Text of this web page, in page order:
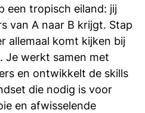
een tropisch eiland: jij
van A naar B krijgt. Stap
allemaal komt kijken bij
Je werkt samen met
en ontwikkelt de skills
die nodig is voor
en afwisselende